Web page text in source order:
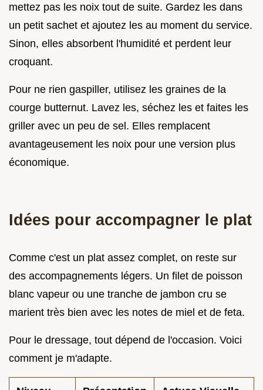
mettez pas les noix tout de suite. Gardez les dans
un petit sachet et ajoutez les au moment du service.
Sinon, elles absorbent l'humidité et perdent leur
croquant.
Pour ne rien gaspiller, utilisez les graines de la
courge butternut. Lavez les, séchez les et faites les
griller avec un peu de sel. Elles remplacent
avantageusement les noix pour une version plus
économique.
Idées pour accompagner le plat
Comme c'est un plat assez complet, on reste sur
des accompagnements légers. Un filet de poisson
blanc vapeur ou une tranche de jambon cru se
marient très bien avec les notes de miel et de feta.
Pour le dressage, tout dépend de l'occasion. Voici
comment je m'adapte.